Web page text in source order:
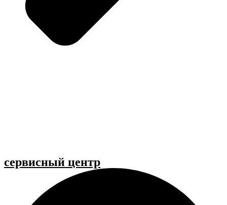
cервисный центр